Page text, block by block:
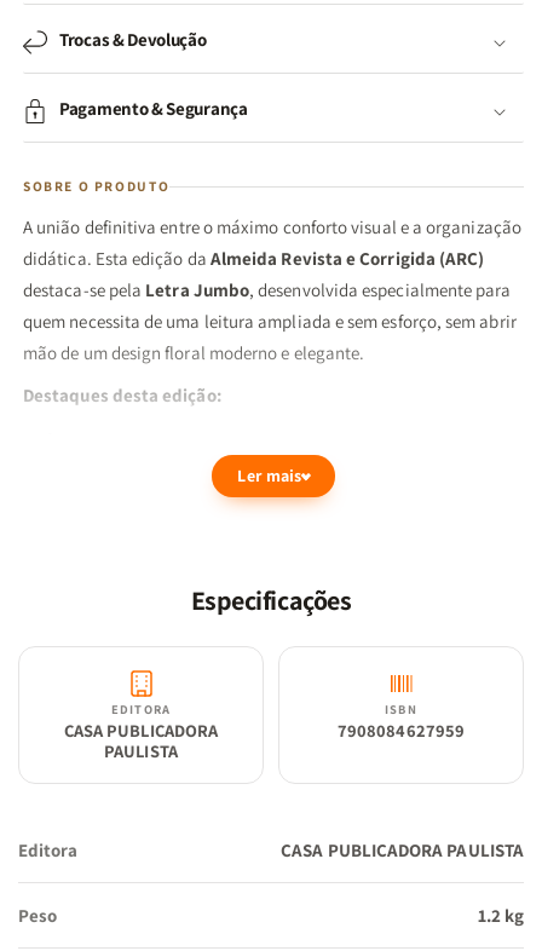
Trocas & Devolução
Pagamento & Segurança
SOBRE O PRODUTO
A união definitiva entre o máximo conforto visual e a organização
didática. Esta edição da Almeida Revista e Corrigida (ARC)
destaca-se pela Letra Jumbo, desenvolvida especialmente para
quem necessita de uma leitura ampliada e sem esforço, sem abrir
mão de um design floral moderno e elegante.
Destaques desta edição:
A maior legibilidade disponível, ideal para
Navegação Inteligente:Divisão das seções dos livros por
cores e borda coordenada para localização instantânea.
Tecnologia Full Color:
promessas destacadas e mapas integrados.
Hierarquia de Textos:Palavras de Deus impressas emAzule
Palavras de Jesus em
Ler mais
Especificações
EDITORA
CASA PUBLICADORA
PAULISTA
ISBN
7908084627959
Editora CASA PUBLICADORA PAULISTA
Peso 1.2 kg